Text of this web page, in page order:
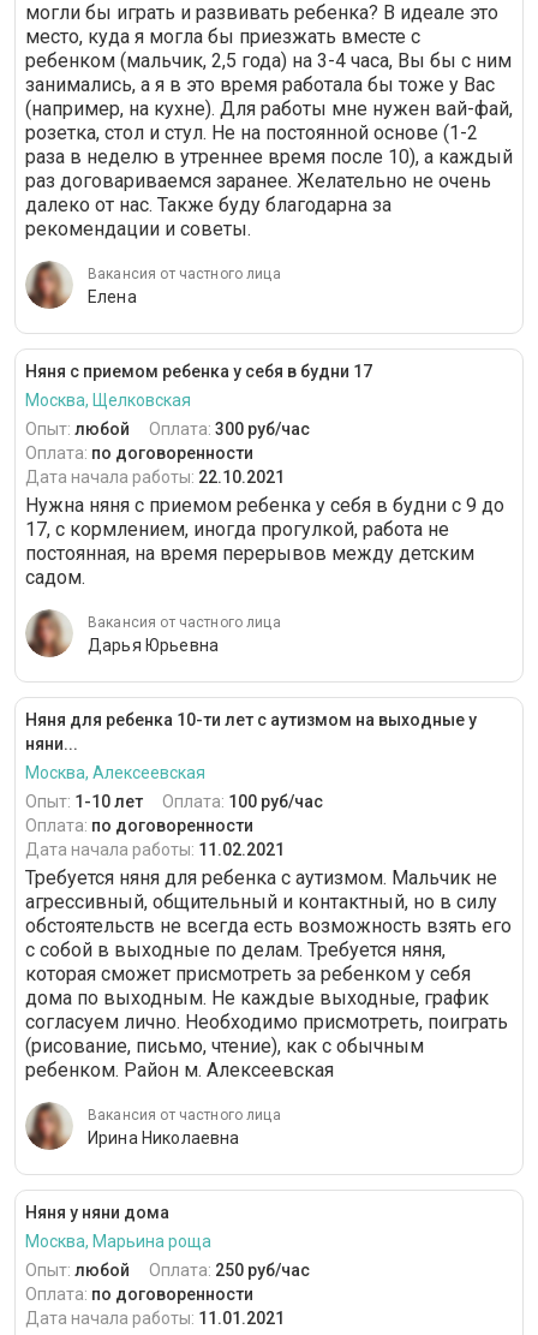
могли бы играть и развивать ребенка? В идеале это
место, куда я могла бы приезжать вместе с
ребенком (мальчик, 2,5 года) на 3-4 часа, Вы бы с ним
занимались, а я в это время работала бы тоже у Вас
(например, на кухне). Для работы мне нужен вай-фай,
розетка, стол и стул. Не на постоянной основе (1-2
раза в неделю в утреннее время после 10), а каждый
раз договариваемся заранее. Желательно не очень
далеко от нас. Также буду благодарна за
рекомендации и советы.
Вакансия от частного лица
Елена
Няня с приемом ребенка у себя в будни 17
Москва, Щелковская
Опыт: любой Оплата: 300 руб/час
Оплата: по договоренности
Дата начала работы: 22.10.2021
Нужна няня с приемом ребенка у себя в будни с 9 до
17, с кормлением, иногда прогулкой, работа не
постоянная, на время перерывов между детским
садом.
Вакансия от частного лица
Дарья Юрьевна
Няня для ребенка 10-ти лет с аутизмом на выходные у
няни...
Москва, Алексеевская
Опыт: 1-10 лет Оплата: 100 руб/час
Оплата: по договоренности
Дата начала работы: 11.02.2021
Требуется няня для ребенка с аутизмом. Мальчик не
агрессивный, общительный и контактный, но в силу
обстоятельств не всегда есть возможность взять его
с собой в выходные по делам. Требуется няня,
которая сможет присмотреть за ребенком у себя
дома по выходным. Не каждые выходные, график
согласуем лично. Необходимо присмотреть, поиграть
(рисование, письмо, чтение), как с обычным
ребенком. Район м. Алексеевская
Вакансия от частного лица
Ирина Николаевна
Няня у няни дома
Москва, Марьина роща
Опыт: любой Оплата: 250 руб/час
Оплата: по договоренности
Дата начала работы: 11.01.2021